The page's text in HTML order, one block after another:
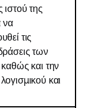
ιστού της
να
τις
των
και την
και